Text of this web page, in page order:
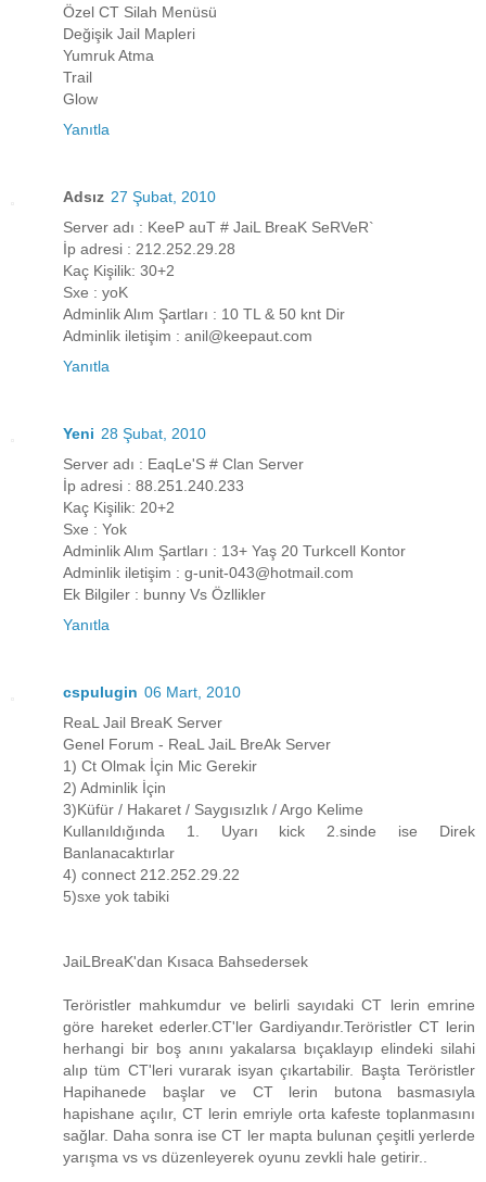
Özel CT Silah Menüsü
Değişik Jail Mapleri
Yumruk Atma
Trail
Glow
Yanıtla
Adsız 27 Şubat, 2010
Server adı : KeeP auT # JaiL BreaK SeRVeR`
İp adresi : 212.252.29.28
Kaç Kişilik: 30+2
Sxe : yoK
Adminlik Alım Şartları : 10 TL & 50 knt Dir
Adminlik iletişim : anil@keepaut.com
Yanıtla
Yeni 28 Şubat, 2010
Server adı : EaqLe'S # Clan Server
İp adresi : 88.251.240.233
Kaç Kişilik: 20+2
Sxe : Yok
Adminlik Alım Şartları : 13+ Yaş 20 Turkcell Kontor
Adminlik iletişim : g-unit-043@hotmail.com
Ek Bilgiler : bunny Vs Özllikler
Yanıtla
cspulugin 06 Mart, 2010
ReaL Jail BreaK Server
Genel Forum - ReaL JaiL BreAk Server
1) Ct Olmak İçin Mic Gerekir
2) Adminlik İçin
3)Küfür / Hakaret / Saygısızlık / Argo Kelime
Kullanıldığında 1. Uyarı kick 2.sinde ise Direk
Banlanacaktırlar
4) connect 212.252.29.22
5)sxe yok tabiki
JaiLBreaK'dan Kısaca Bahsedersek
Teröristler mahkumdur ve belirli sayıdaki CT lerin emrine
göre hareket ederler.CT'ler Gardiyandır.Teröristler CT lerin
herhangi bir boş anını yakalarsa bıçaklayıp elindeki silahi
alıp tüm CT'leri vurarak isyan çıkartabilir. Başta Teröristler
Hapihanede başlar ve CT lerin butona basmasıyla
hapishane açılır, CT lerin emriyle orta kafeste toplanmasını
sağlar. Daha sonra ise CT ler mapta bulunan çeşitli yerlerde
yarışma vs vs düzenleyerek oyunu zevkli hale getirir..